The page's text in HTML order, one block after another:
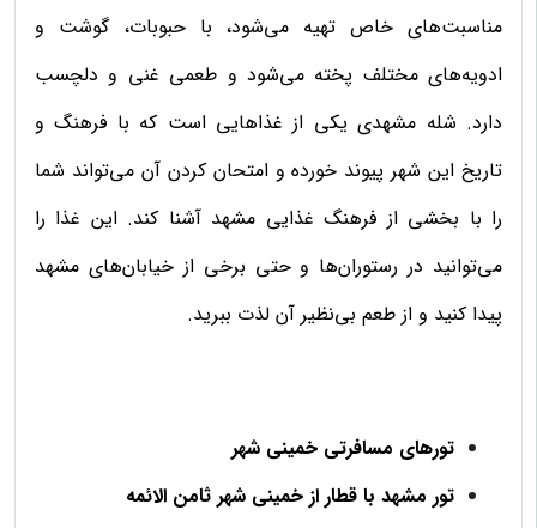
مناسبت‌های خاص تهیه می‌شود، با حبوبات، گوشت و
ادویه‌های مختلف پخته می‌شود و طعمی غنی و دلچسب
دارد. شله مشهدی یکی از غذاهایی است که با فرهنگ و
تاریخ این شهر پیوند خورده و امتحان کردن آن می‌تواند شما
را با بخشی از فرهنگ غذایی مشهد آشنا کند. این غذا را
می‌توانید در رستوران‌ها و حتی برخی از خیابان‌های مشهد
پیدا کنید و از طعم بی‌نظیر آن لذت ببرید.
تورهای مسافرتی خمینی شهر
تور مشهد با قطار از خمینی شهر ثامن الائمه